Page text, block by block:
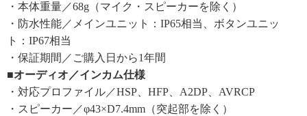
・本体重量／68g（マイク・スピーカーを除く）
・防水性能／メインユニット：IP65相当、ボタンユニッ
ト：IP67相当
・保証期間／ご購入日から1年間
■オーディオ／インカム仕様
・対応プロファイル／HSP、HFP、A2DP、AVRCP
・スピーカー／φ43×D7.4mm（突起部を除く）